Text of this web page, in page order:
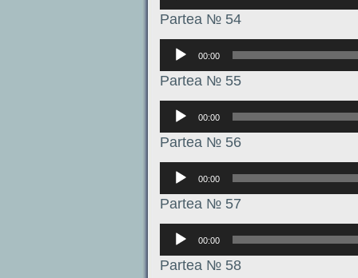
Partea № 54
Аудиоплеер
00:00
Partea № 55
Аудиоплеер
00:00
Partea № 56
Аудиоплеер
00:00
Partea № 57
Аудиоплеер
00:00
Partea № 58